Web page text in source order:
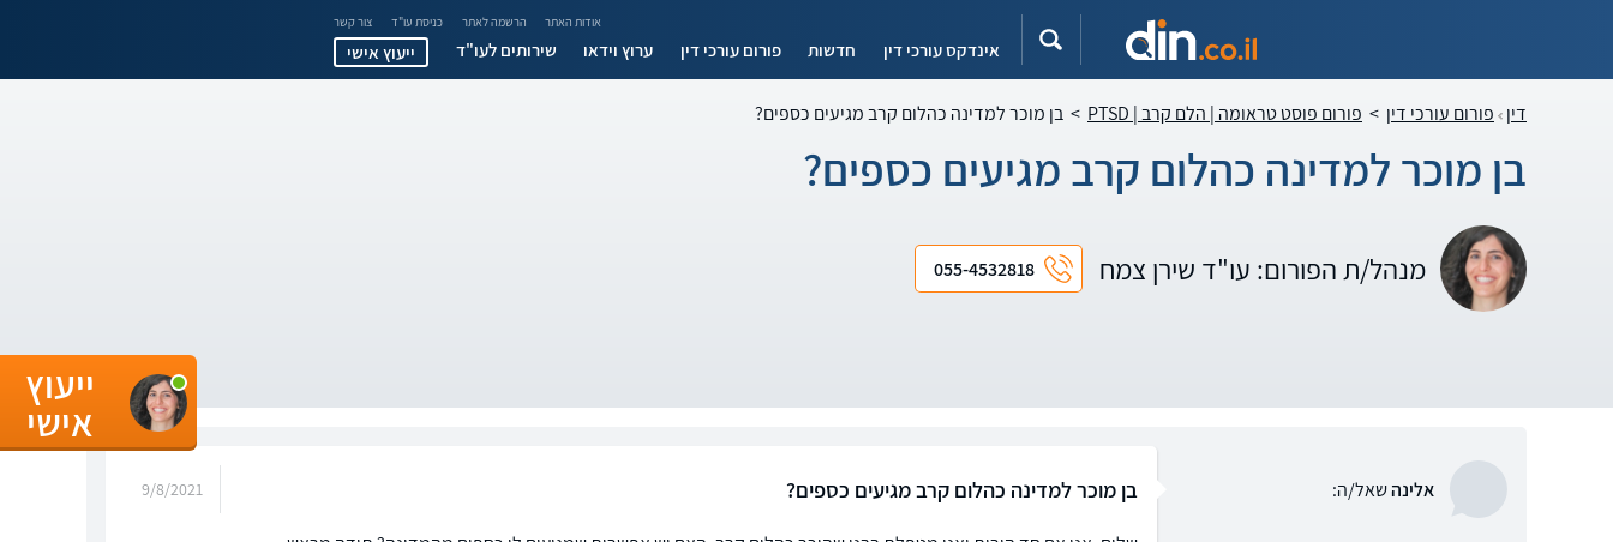
אודות האתר הרשמה לאתר כניסת עו"ד צור קשר
אינדקס עורכי דין חדשות פורום עורכי דין ערוץ וידאו שירותים לעו"ד ייעוץ אישי
דין פורום עורכי דין > פורום פוסט טראומה | הלם קרב | PTSD > בן מוכר למדינה כהלום קרב מגיעים כספים?
בן מוכר למדינה כהלום קרב מגיעים כספים?
מנהל/ת הפורום: עו"ד שירן צמח 055-4532818
אלינהשאל/ה: בן מוכר למדינה כהלום קרב מגיעים כספים? 9/8/2021
ייעוץ
אישי